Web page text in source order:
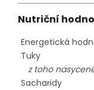
Nutriční
Energetická
Tuky
z toho
Sacharidy